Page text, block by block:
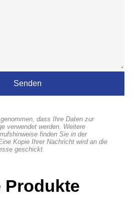
dass Ihre Daten zur
verwendet werden. Weitere
finden Sie in der
Kopie Ihrer Nachricht wird an die
geschickt.
Produkte